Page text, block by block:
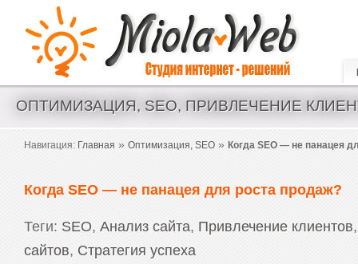
Создание сайтов и интернет магазинов. Аудит и seo оптимизация.
ОПТИМИЗАЦИЯ, SEO, ПРИВЛЕЧЕНИЕ
Навигация: Главная » Оптимизация, SEO » Когда SEO — не панацея
Когда SEO — не панацея для роста продаж?
Теги: SEO, Анализ сайта, Привлечение клиентов
сайтов, Стратегия успеха